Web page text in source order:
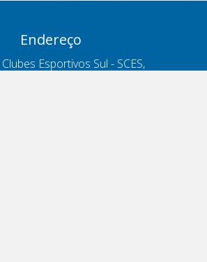
Endereço
Esportivos Sul - SCES,